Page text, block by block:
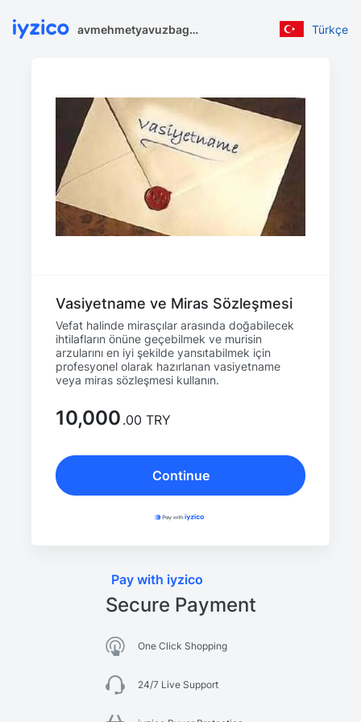
avmehmetyavuzbagci.com Türkçe
Vasiyetname ve Miras Sözleşmesi
Vefat halinde mirasçılar arasında doğabilecek
ihtilafların önüne geçebilmek ve murisin
arzularını en iyi şekilde yansıtabilmek için
profesyonel olarak hazırlanan vasiyetname
veya miras sözleşmesi kullanın.
10,000 .00 TRY
Continue
Pay with iyzico
Secure Payment
One Click Shopping
24/7 Live Support